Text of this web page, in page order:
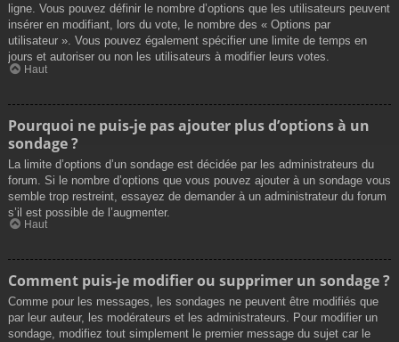
ligne. Vous pouvez définir le nombre d’options que les utilisateurs peuvent
insérer en modifiant, lors du vote, le nombre des « Options par
utilisateur ». Vous pouvez également spécifier une limite de temps en
jours et autoriser ou non les utilisateurs à modifier leurs votes.
Haut
Pourquoi ne puis-je pas ajouter plus d’options à un
sondage ?
La limite d’options d’un sondage est décidée par les administrateurs du
forum. Si le nombre d’options que vous pouvez ajouter à un sondage vous
semble trop restreint, essayez de demander à un administrateur du forum
s’il est possible de l’augmenter.
Haut
Comment puis-je modifier ou supprimer un sondage ?
Comme pour les messages, les sondages ne peuvent être modifiés que
par leur auteur, les modérateurs et les administrateurs. Pour modifier un
sondage, modifiez tout simplement le premier message du sujet car le